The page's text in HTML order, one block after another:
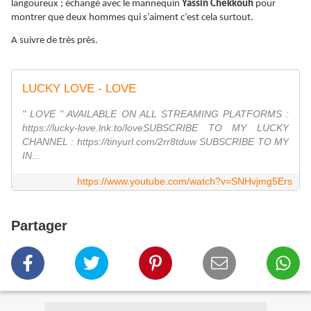
langoureux ; échangé avec le mannequin Yassin Chekkouh pour
montrer que deux hommes qui s’aiment c’est cela surtout.
A suivre de très près.
LUCKY LOVE - LOVE
" LOVE " AVAILABLE ON ALL STREAMING PLATFORMS :
https://lucky-love.lnk.to/loveSUBSCRIBE TO MY LUCKY
CHANNEL : https://tinyurl.com/2rr8tduw SUBSCRIBE TO MY
IN...
https://www.youtube.com/watch?v=SNHvjmg5Ers
Partager